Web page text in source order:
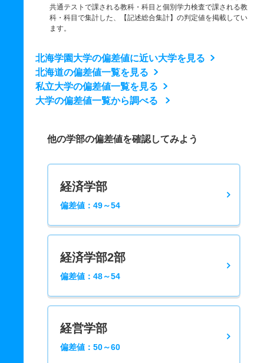
共通テストで課される教科・科目と個別学力検査で課される教
科・科目で集計した、【記述総合集計】の判定値を掲載してい
ます。
北海学園大学の偏差値に近い大学を見る
北海道の偏差値一覧を見る
私立大学の偏差値一覧を見る
大学の偏差値一覧から調べる
他の学部の偏差値を確認してみよう
経済学部
偏差値：49～54
経済学部2部
偏差値：48～54
経営学部
偏差値：50～60